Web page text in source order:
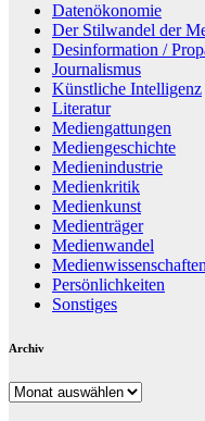
Datenökonomie
Der Stilwandel der
Desinformation /
Journalismus
Künstliche Intelligenz
Literatur
Mediengattungen
Mediengeschichte
Medienindustrie
Medienkritik
Medienkunst
Medienträger
Medienwandel
Medienwissenschaften
Persönlichkeiten
Sonstiges
Archiv
Archiv